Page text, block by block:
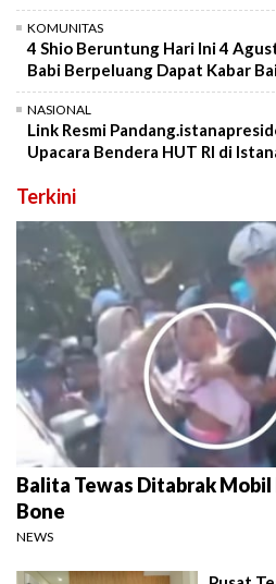
KOMUNITAS
4 Shio Beruntung Hari Ini 4
Babi Berpeluang Dapat Kabar
NASIONAL
Link Resmi
Upacara Bendera HUT RI di
Terkini
Balita Tewas Ditabrak
Bone
NEWS